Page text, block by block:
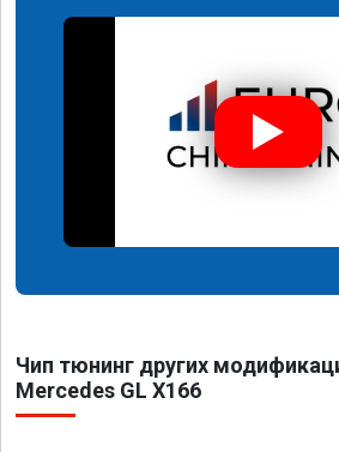
Чип тюнинг других
Mercedes GL X166